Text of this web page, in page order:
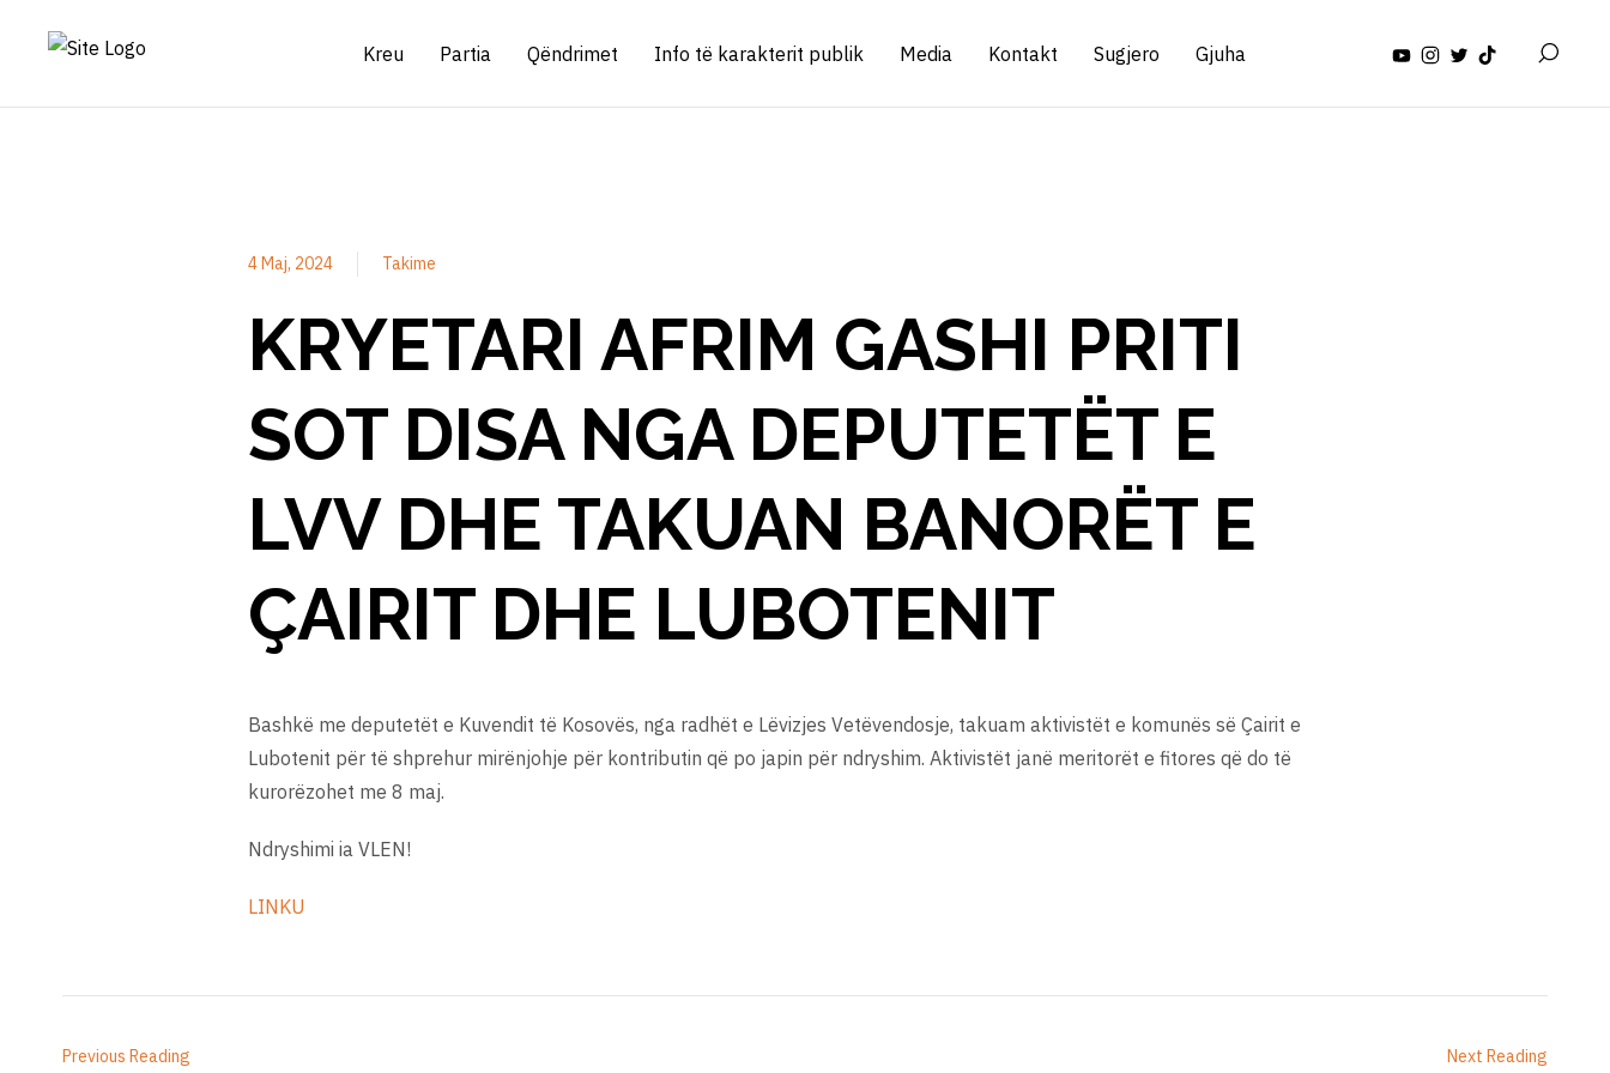
Kreu Partia Qëndrimet Info të karakterit publik Media Kontakt Sugjero Gjuha
4 Maj, 2024 Takime
KRYETARI AFRIM GASHI PRITI
SOT DISA NGA DEPUTETËT E
LVV DHE TAKUAN BANORËT E
ÇAIRIT DHE LUBOTENIT
Bashkë me deputetët e Kuvendit të Kosovës, nga radhët e Lëvizjes Vetëvendosje, takuam aktivistët e komunës së Çairit e
Lubotenit për të shprehur mirënjohje për kontributin që po japin për ndryshim. Aktivistët janë meritorët e fitores që do të
kurorëzohet me 8 maj.
Ndryshimi ia VLEN!
LINKU
Previous Reading Next Reading